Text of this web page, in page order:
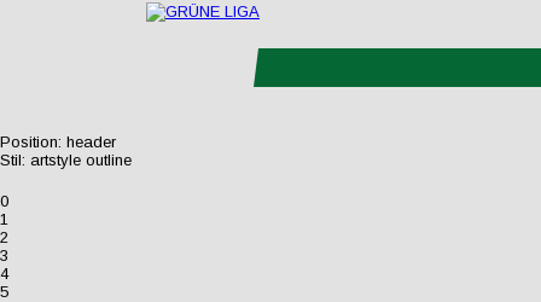
Position: header
Stil: artstyle outline
0
1
2
3
4
5